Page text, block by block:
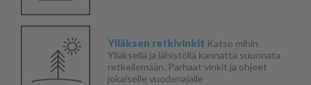
Ylläksen retkivinkit Katso mihin
Ylläksellä ja lähistöllä kannatta suunnata
retkeilemään. Parhaat vinkit ja ohjeet
jokaiselle vuodenajalle